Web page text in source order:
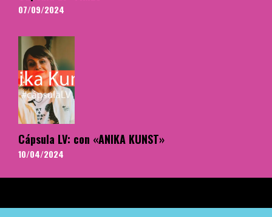
07/09/2024
Cápsula LV: con «ANIKA KUNST»
10/04/2024